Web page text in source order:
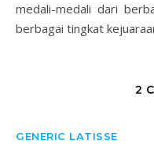
medali-medali dari
berbagai tingkat
2
GENERIC LATISSE